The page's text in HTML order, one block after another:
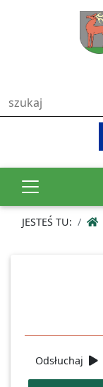
JESTEŚ TU:
Odsłuchaj